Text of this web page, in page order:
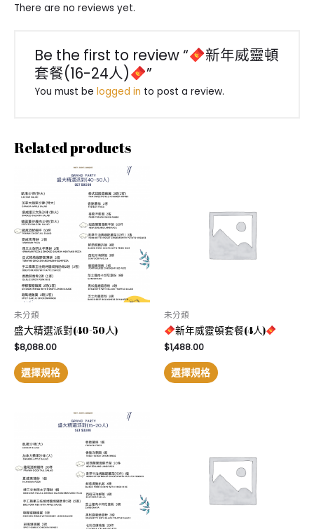
人)
There are no reviews yet.
Be the first to review “
新年威靈頓
套餐(16-24人)
”
You must belogged in to post a review.
Related products
未分類
盛大精選派對(40-50人)
$8,088.00
選擇規格
未分類
新年威靈頓套餐(4人)
$1,488.00
選擇規格